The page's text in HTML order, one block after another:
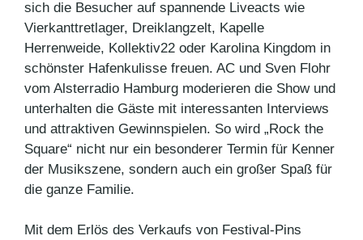
sich die Besucher auf spannende Liveacts wie
Vierkanttretlager, Dreiklangzelt, Kapelle
Herrenweide, Kollektiv22 oder Karolina Kingdom in
schönster Hafenkulisse freuen. AC und Sven Flohr
vom Alsterradio Hamburg moderieren die Show und
unterhalten die Gäste mit interessanten Interviews
und attraktiven Gewinnspielen. So wird „Rock the
Square“ nicht nur ein besonderer Termin für Kenner
der Musikszene, sondern auch ein großer Spaß für
die ganze Familie.
Mit dem Erlös des Verkaufs von Festival-Pins